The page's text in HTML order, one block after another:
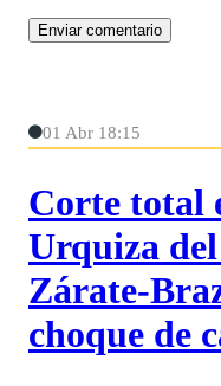
01 Abr 18:15
Corte total
Urquiza
Zárate-
choque de